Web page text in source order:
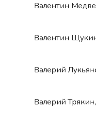
Валентин
Валентин
Валерий
Валерий